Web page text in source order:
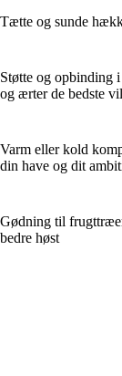
Tætte og sunde
Støtte og opbinding
og ærter de bedste
Varm eller kold
din have og dit
Gødning til
bedre høst